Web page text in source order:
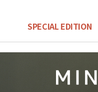
SPECIAL EDITION